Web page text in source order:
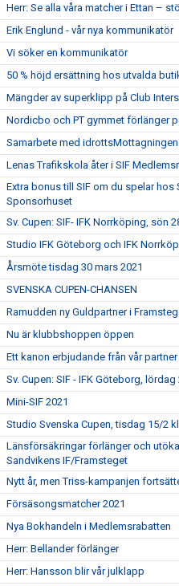
Herr: Se alla våra matcher i Ettan –
Erik Englund - vår nya kommunikatör
Vi söker en kommunikatör
50 % höjd ersättning hos utvalda
Mängder av superklipp på Club
Nordicbo och PT gymmet förlänger
Samarbete med idrottsMottagningen
Lenas Trafikskola åter i SIF
Extra bonus till SIF om du spelar hos
Sponsorhuset
Sv. Cupen: SIF- IFK Norrköping, sön
Studio IFK Göteborg och IFK
Årsmöte tisdag 30 mars 2021
SVENSKA CUPEN-CHANSEN
Ramudden ny Guldpartner i
Nu är klubbshoppen öppen
Ett kanon erbjudande från vår partner
Sv. Cupen: SIF - IFK Göteborg,
Mini-SIF 2021
Studio Svenska Cupen, tisdag 15/2
Länsförsäkringar förlänger och
Sandvikens IF/Framsteget
Nytt år, men Triss-kampanjen
Försäsongsmatcher 2021
Nya Bokhandeln i Medlemsrabatten
Herr: Bellander förlänger
Herr: Hansson blir vår julklapp